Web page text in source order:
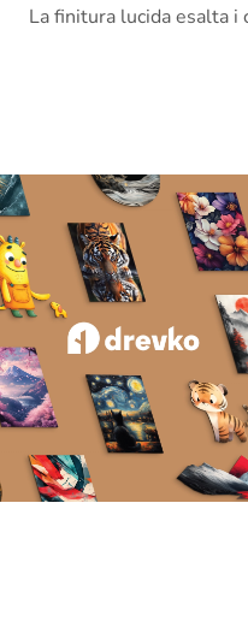
La finitura lucida esalta i